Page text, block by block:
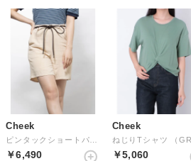
Cheek
ピンタックショートパンツ
￥6,490
Cheek
￥5,060